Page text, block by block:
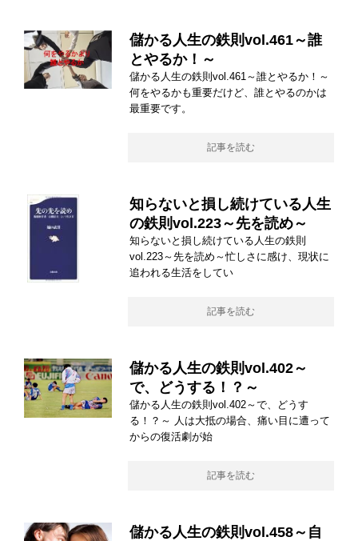
儲かる人生の鉄則vol.461～誰
とやるか！～
儲かる人生の鉄則vol.461～誰とやるか！～
何をやるかも重要だけど、誰とやるのかは
最重要です。
記事を読む
知らないと損し続けている人生
の鉄則vol.223～先を読め～
知らないと損し続けている人生の鉄則
vol.223～先を読め～忙しさに感け、現状に
追われる生活をしてい
記事を読む
儲かる人生の鉄則vol.402～
で、どうする！？～
儲かる人生の鉄則vol.402～で、どうす
る！？～ 人は大抵の場合、痛い目に遭って
からの復活劇が始
記事を読む
儲かる人生の鉄則vol.458～自